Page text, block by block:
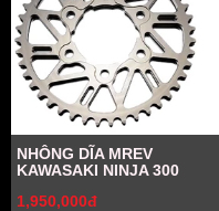
NHÔNG DĨA MREV
KAWASAKI NINJA 300
1,950,000đ